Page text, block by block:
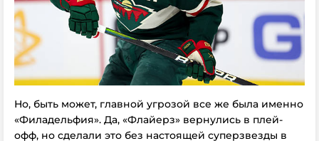
Но, быть может, главной угрозой все же была именно
«Филадельфия». Да, «Флайерз» вернулись в плей-
офф, но сделали это без настоящей суперзвезды в